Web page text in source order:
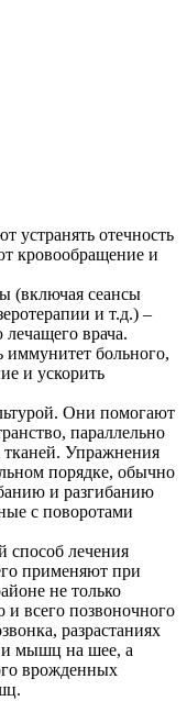
устранять отечность
кровообращение и
(включая сеансы
и т.д.) –
лечащего врача.
иммунитет больного,
и ускорить
Они помогают
параллельно
Упражнения
порядке, обычно
и разгибанию
с поворотами
способ лечения
применяют при
не только
и всего позвоночного
разрастаниях
и мышц на шее, а
врожденных